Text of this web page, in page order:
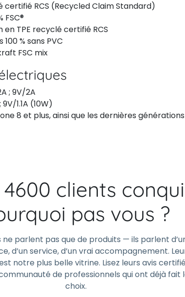
certifié RCS (Recycled Claim Standard)
FSC®
en TPE recyclé certifié RCS
% sans PVC
FSC mix
; 9V/2A
1.1A (10W)
8 et plus, ainsi que les dernières générations
clients
pas vous ?
ne parlent pas que de produits — ils parlent
d’un service, d’un vrai accompagnement.
notre plus belle vitrine. Lisez leurs avis
de professionnels qui ont déjà fait
choix.